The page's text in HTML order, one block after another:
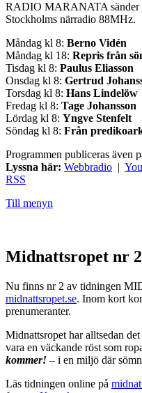
RADIO MARANATA sänder
Stockholms närradio 88MHz.
Måndag kl 8: Berno Vidén
Måndag kl 18: Repris från
Tisdag kl 8: Paulus Eliasson
Onsdag kl 8: Gertrud
Torsdag kl 8: Hans Lindelöw
Fredag kl 8: Tage Johansson
Lördag kl 8: Yngve Stenfelt
Söndag kl 8: Från
Programmen publiceras även
Lyssna här: Webbradio |
RSS
Till menyn
Midnattsropet nr
Nu finns nr 2 av tidningen
midnattsropet.se. Inom kort
prenumeranter.
Midnattsropet har alltsedan
vara en väckande röst som
kommer! – i en miljö där
Läs tidningen online på